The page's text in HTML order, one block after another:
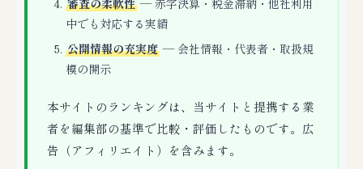
審査の柔軟性— 赤字決算・税金滞納・他社利用
中でも対応する実績
公開情報の充実度— 会社情報・代表者・取扱規
模の開示
本サイトのランキングは、当サイトと提携する業
者を編集部の基準で比較・評価したものです。広
告（アフィリエイト）を含みます。